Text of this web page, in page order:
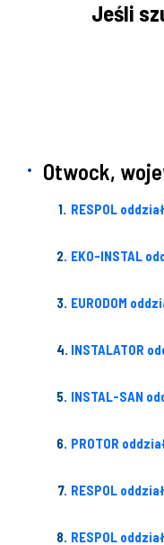
Jeśli
Otwock,
RESPOL
EKO-INSTAL
EURODOM
INSTALATOR
INSTAL-SAN
PROTOR
RESPOL
RESPOL